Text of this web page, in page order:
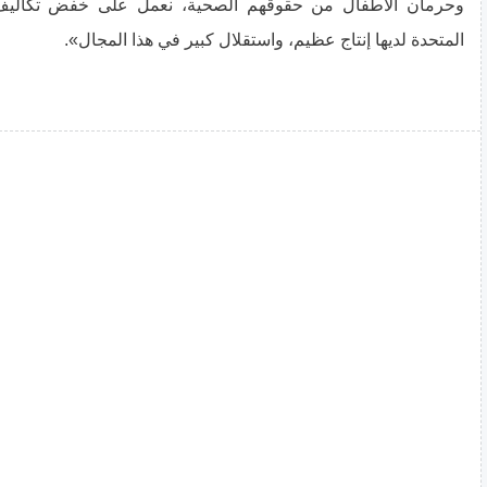
وحرمان الأطفال من حقوقهم الصحية، نعمل على خفض تكاليف
المتحدة لديها إنتاج عظيم، واستقلال كبير في هذا المجال».